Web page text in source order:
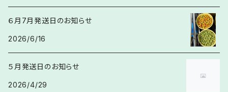
６月7月発送日のお知らせ
2026/6/16
５月発送日のお知らせ
2026/4/29